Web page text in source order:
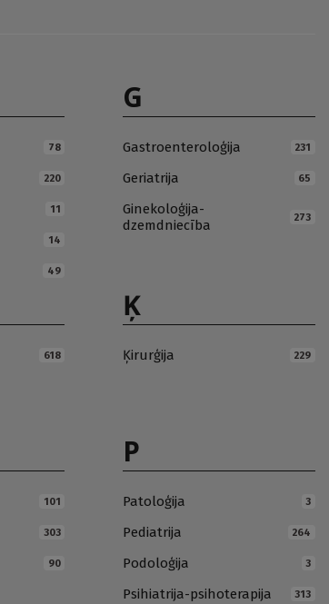
78
220
11
14
49
G
Gastroenteroloģija 231
Geriatrija 65
Ginekoloģija-
dzemdniecība
273
618
Ķ
Ķirurģija 229
101
303
90
P
Patoloģija 3
Pediatrija 264
Podoloģija 3
Psihiatrija-psihoterapija 313